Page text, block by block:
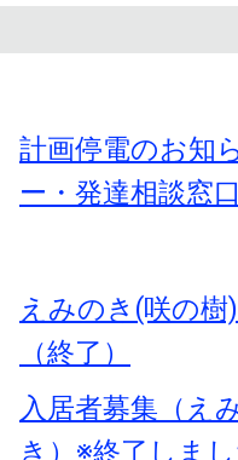
計画停電のお知
ー・発達相談窓
えみのき(咲の
（終了）
入居者募集（え
き）※終了しま